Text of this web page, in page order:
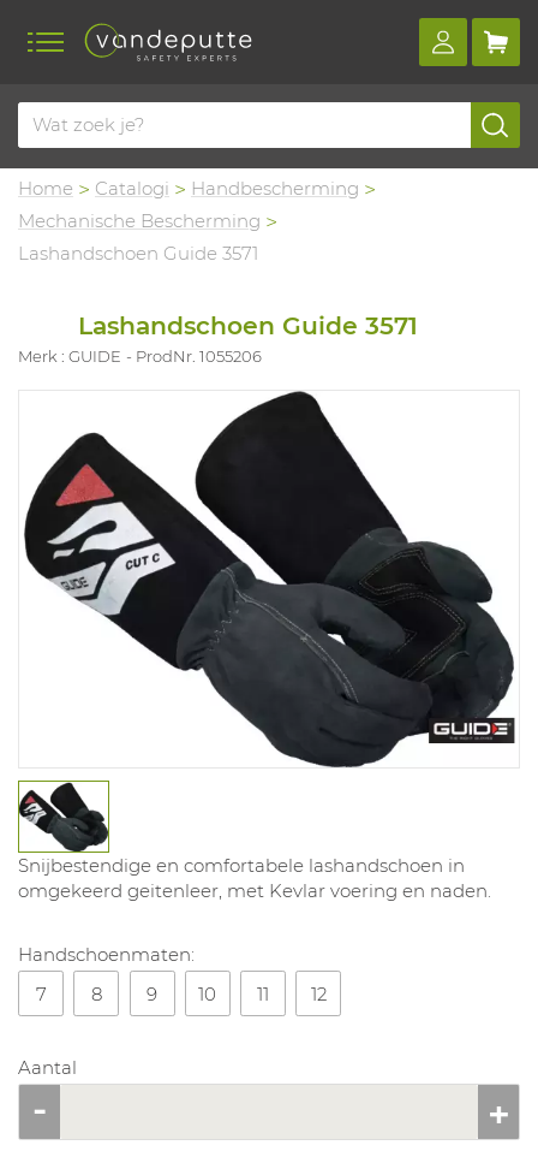
Home Catalogi
Handbescherming
Mechanische Bescherming
Lashandschoen Guide 3571
Lashandschoen Guide 3571
Merk : GUIDE ProdNr. 1055206
Snijbestendige en comfortabele lashandschoen in
omgekeerd geitenleer, met Kevlar voering en naden.
Handschoenmaten:
7
8 9 10 11 12
Aantal